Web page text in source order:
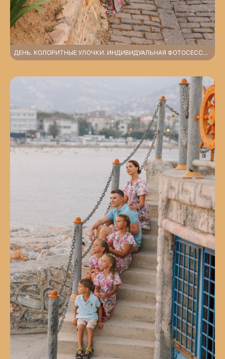
ДЕНЬ. КОЛОРИТНЫЕ УЛОЧКИ. ИНДИВИДУАЛЬНАЯ ФОТОСЕССИЯ У КРЕПОСТИ АЛАНИИ.АЛАНЬЯ